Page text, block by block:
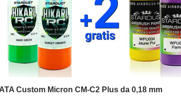
Custom Micron CM-C2 Plus da 0,18 mm